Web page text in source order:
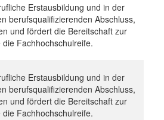
Erstausbildung und in der
berufsqualifizierenden Abschluss,
und fördert die Bereitschaft zur
Fachhochschulreife.
Erstausbildung und in der
berufsqualifizierenden Abschluss,
und fördert die Bereitschaft zur
Fachhochschulreife.